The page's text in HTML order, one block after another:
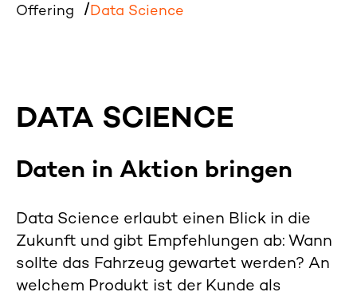
Offering Data Science
DATA SCIENCE
Daten in Aktion bringen
Data Science erlaubt einen Blick in die
Zukunft und gibt Empfehlungen ab: Wann
sollte das Fahrzeug gewartet werden? An
welchem Produkt ist der Kunde als